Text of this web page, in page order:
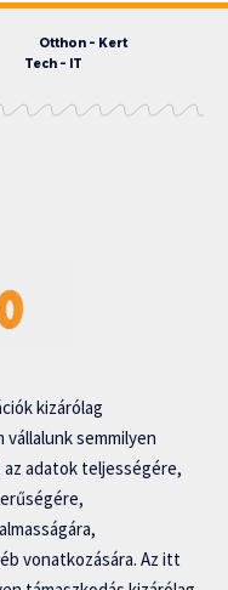
Otthon – Kert
Tech – IT
kizárólag
semmilyen
adatok teljességére,
vonatkozására. Az itt